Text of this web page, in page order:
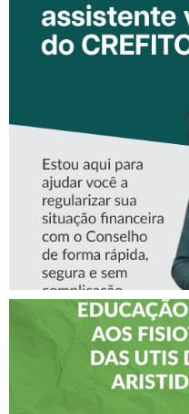
CREFITO-7